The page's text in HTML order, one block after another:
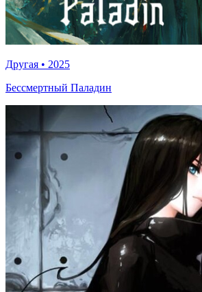
Другая • 2025
Бессмертный Паладин